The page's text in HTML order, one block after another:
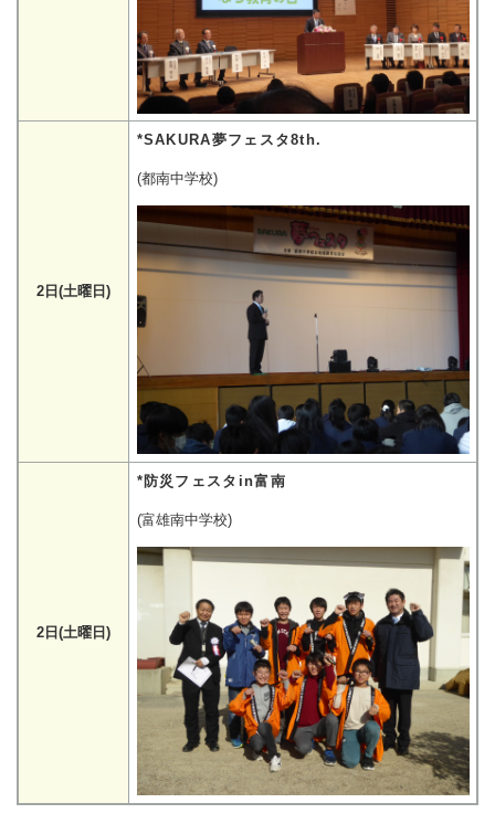
2日(土曜日)
*SAKURA夢フェスタ8th.
(都南中学校)
2日(土曜日)
*防災フェスタin富南
(富雄南中学校)